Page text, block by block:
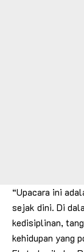
“Upacara ini
sejak dini. Di
kedisiplinan,
kehidupan yang